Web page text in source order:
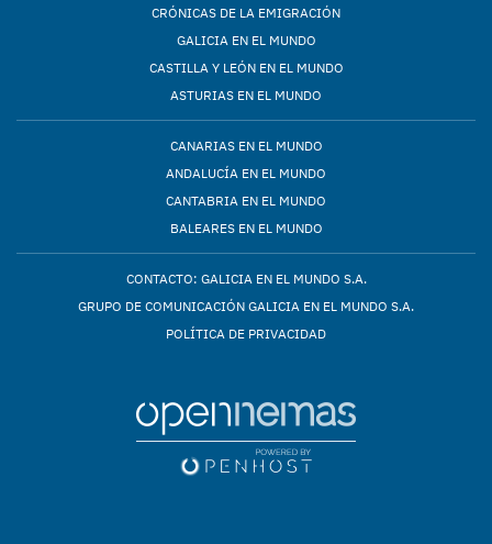
CRÓNICAS DE LA EMIGRACIÓN
GALICIA EN EL MUNDO
CASTILLA Y LEÓN EN EL MUNDO
ASTURIAS EN EL MUNDO
CANARIAS EN EL MUNDO
ANDALUCÍA EN EL MUNDO
CANTABRIA EN EL MUNDO
BALEARES EN EL MUNDO
CONTACTO: GALICIA EN EL MUNDO S.A.
GRUPO DE COMUNICACIÓN GALICIA EN EL MUNDO S.A.
POLÍTICA DE PRIVACIDAD